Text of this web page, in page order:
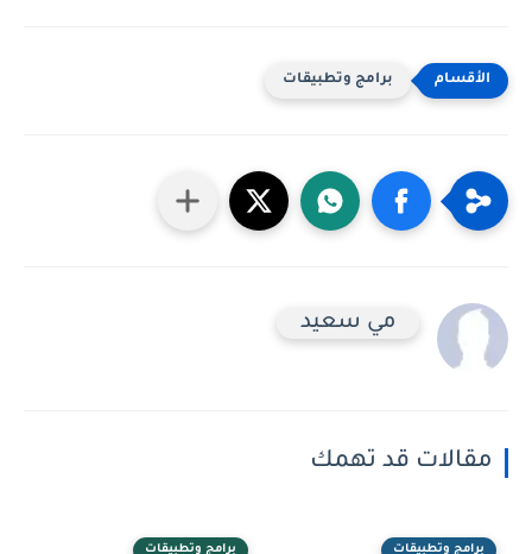
برامج وتطبيقات
مي سعيد
مقالات قد تهمك
برامج وتطبيقات برامج وتطبيقات